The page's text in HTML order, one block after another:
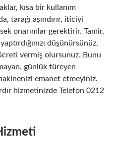
kısa bir kullanım
tarağı aşındırır, iticiyi
onarımlar gerektirir. Tamir,
düşünürsünüz,
vermiş olursunuz. Bunu
günlük türeyen
emanet etmeyiniz.
hizmetinizde Telefon 0212